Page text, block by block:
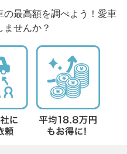
最高額を調べよう！愛車
ませんか？